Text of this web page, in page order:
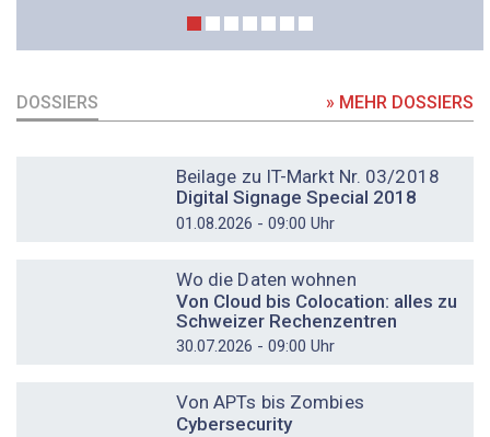
DOSSIERS » MEHR DOSSIERS
Beilage zu IT-Markt Nr. 03/2018
Digital Signage Special 2018
01.08.2026 - 09:00 Uhr
Wo die Daten wohnen
Von Cloud bis Colocation: alles zu
Schweizer Rechenzentren
30.07.2026 - 09:00 Uhr
Von APTs bis Zombies
Cybersecurity